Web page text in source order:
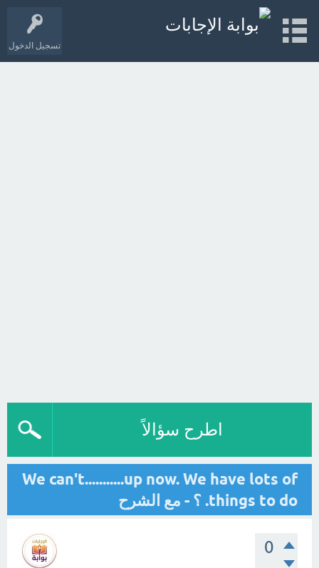
تسجيل الدخول
اطرح سؤالاً
We can't...........up now. We have lots of
things to do. ؟ - مع الشرح
0